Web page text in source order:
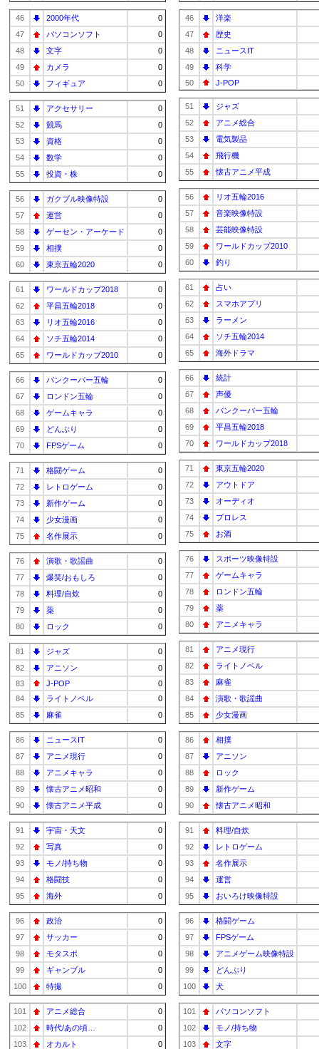
46 2000年代
0
47
パソコンソフト
0
48
文字
0
49
カメラ
0
50
フィギュア 0
51 アクセサリー
0
52
競馬
0
53
資格
0
54
数学
0
55
投資・株 0
56 ガクブル映像特設
0
57
運営
0
58
ゲーセン・アーケード
0
59
相撲
0
60
東京五輪2020 0
61 ワールドカップ2018
0
62
平昌五輪2018
0
63
リオ五輪2016
0
64
ソチ五輪2014
0
65
ワールドカップ2010 0
66 バンクーバー五輪
0
67
ロンドン五輪
0
68
ゲームキャラ
0
69
どんぶり
0
70
FPSゲーム 0
71 格闘ゲーム
0
72
レトロゲーム
0
73
新作ゲーム
0
74
少女漫画
0
75
名作展示 0
76 演歌・歌謡曲
0
77
爆笑/おもしろ
0
78
料理/自炊
0
79
薬
0
80
ロック 0
81 ジャズ
0
82
アニソン
0
83
J-POP
0
84
ライトノベル
0
85
麻雀 0
86 ニュースIT
0
87
アニメ現行
0
88
アニメキャラ
0
89
懐古アニメ昭和
0
90
懐古アニメ平成 0
91 宇宙・天文
0
92
写真
0
93
モノ/持ち物
0
94
格闘技
0
95
海外 0
96 政治
0
97
サッカー
0
98
モタスポ
0
99
ギャンブル
0
100
特撮 0
101 アニメ総合
0
102
時代/あの頃…
0
103
オカルト 0
46
洋楽
47
歴史
48
ニュースIT
49
科学
50
J-POP
51
ジャズ
52
アニメ総合
53
電気製品
54
飛行機
55
懐古アニメ平成
56
リオ五輪2016
57
音楽映像特設
58
芸能映像特設
59
ワールドカップ2010
60
釣り
61
占い
62
スマホアプリ
63
ラーメン
64
ソチ五輪2014
65
海外ドラマ
66
統計
67
声優
68
バンクーバー五輪
69
平昌五輪2018
70
ワールドカップ2018
71
東京五輪2020
72
アウトドア
73
オーディオ
74
プロレス
75
お酒
76
スポーツ映像特設
77
ゲームキャラ
78
ロンドン五輪
79
薬
80
アニメキャラ
81
アニメ現行
82
ライトノベル
83
麻雀
84
演歌・歌謡曲
85
少女漫画
86
相撲
87
アニソン
88
ロック
89
新作ゲーム
90
懐古アニメ昭和
91
料理/自炊
92
レトロゲーム
93
名作展示
94
運営
95
おいろけ映像特設
96
格闘ゲーム
97
FPSゲーム
98
アニメゲーム映像特設
99
どんぶり
100
犬
101
パソコンソフト
102
モノ/持ち物
103
文字